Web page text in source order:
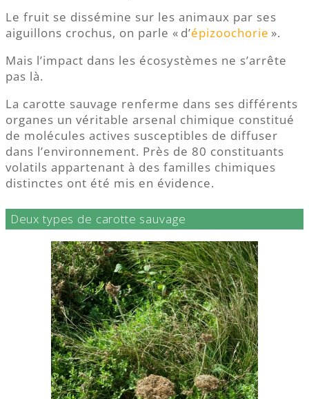
Le fruit se dissémine sur les animaux par ses
aiguillons crochus, on parle « d’épizoochorie ».
Mais l’impact dans les écosystèmes ne s’arrête
pas là.
La carotte sauvage renferme dans ses différents
organes un véritable arsenal chimique constitué
de molécules actives susceptibles de diffuser
dans l’environnement. Près de 80 constituants
volatils appartenant à des familles chimiques
distinctes ont été mis en évidence.
Deux types de carotte sauvage